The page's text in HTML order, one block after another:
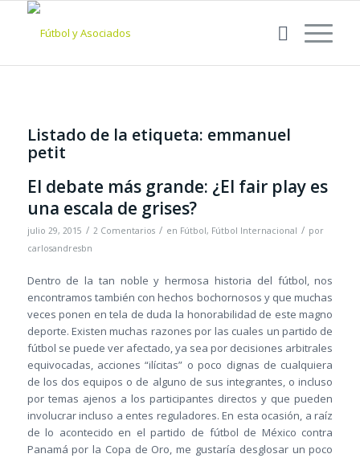
Listado de la etiqueta: emmanuel
petit
El debate más grande: ¿El fair play es
una escala de grises?
julio 29, 2015 / 2 Comentarios / en Fútbol, Fútbol Internacional / por
carlosandresbn
Dentro de la tan noble y hermosa historia del fútbol, nos
encontramos también con hechos bochornosos y que muchas
veces ponen en tela de duda la honorabilidad de este magno
deporte. Existen muchas razones por las cuales un partido de
fútbol se puede ver afectado, ya sea por decisiones arbitrales
equivocadas, acciones “ilícitas” o poco dignas de cualquiera
de los dos equipos o de alguno de sus integrantes, o incluso
por temas ajenos a los participantes directos y que pueden
involucrar incluso a entes reguladores. En esta ocasión, a raíz
de lo acontecido en el partido de fútbol de México contra
Panamá por la Copa de Oro, me gustaría desglosar un poco